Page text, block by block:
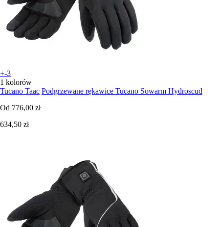
+-3
1 kolorów
Tucano Taac Podgrzewane rękawice Tucano Sowarm Hydroscud
Od 776,00 zł
634,50 zł